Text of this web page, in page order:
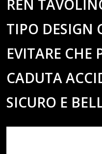
REN
TIPO DESIGN
EVITARE CHE
CADUTA
SICURO E